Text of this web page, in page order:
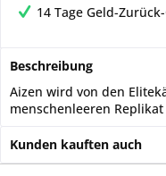
14 Tage Geld-
Beschreibung
Aizen wird von den
menschenleeren
Kunden kauften auch